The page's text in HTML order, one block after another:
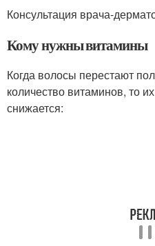
Консультация врача-
Кому нужны витамины
Когда волосы перестают
количество витаминов, то
снижается: